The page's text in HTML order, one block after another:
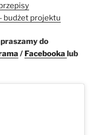
budżet projektu
do
/ Facebooka lub